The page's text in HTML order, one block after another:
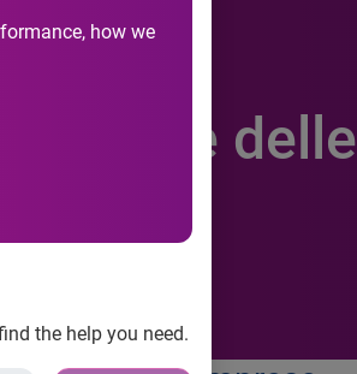
how we
the help you need.
delle